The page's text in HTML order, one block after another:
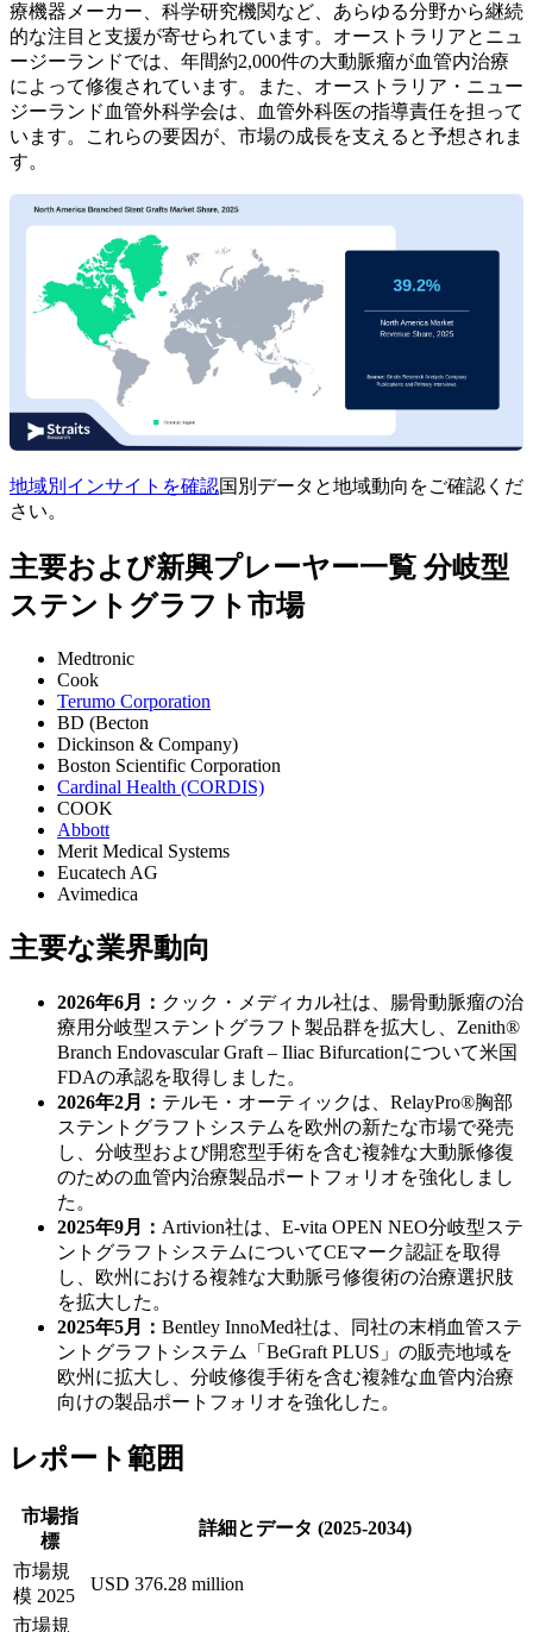
療機器メーカー、科学研究機関など、あらゆる分野から継続
的な注目と支援が寄せられています。オーストラリアとニュ
ージーランドでは、年間約2,000件の大動脈瘤が血管内治療
によって修復されています。また、オーストラリア・ニュー
ジーランド血管外科学会は、血管外科医の指導責任を担って
います。これらの要因が、市場の成長を支えると予想されま
す。
地域別インサイトを確認国別データと地域動向をご確認くだ
さい。
主要および新興プレーヤー一覧 分岐型
ステントグラフト市場
Medtronic
Cook
Terumo Corporation
BD (Becton
Dickinson & Company)
Boston Scientific Corporation
Cardinal Health (CORDIS)
COOK
Abbott
Merit Medical Systems
Eucatech AG
Avimedica
主要な業界動向
2026年6月： クック・メディカル社は、腸骨動脈瘤の治
療用分岐型ステントグラフト製品群を拡大し、Zenith®
Branch Endovascular Graft – Iliac Bifurcationについて米国
FDAの承認を取得しました。
2026年2月： テルモ・オーティックは、RelayPro®胸部
ステントグラフトシステムを欧州の新たな市場で発売
し、分岐型および開窓型手術を含む複雑な大動脈修復
のための血管内治療製品ポートフォリオを強化しまし
た。
2025年9月： Artivion社は、E-vita OPEN NEO分岐型ステ
ントグラフトシステムについてCEマーク認証を取得
し、欧州における複雑な大動脈弓修復術の治療選択肢
を拡大した。
2025年5月： Bentley InnoMed社は、同社の末梢血管ステ
ントグラフトシステム「BeGraft PLUS」の販売地域を
欧州に拡大し、分岐修復手術を含む複雑な血管内治療
向けの製品ポートフォリオを強化した。
レポート範囲
市場指
標
詳細とデータ (2025-2034)
市場規
模 2025
USD 376.28 million
市場規